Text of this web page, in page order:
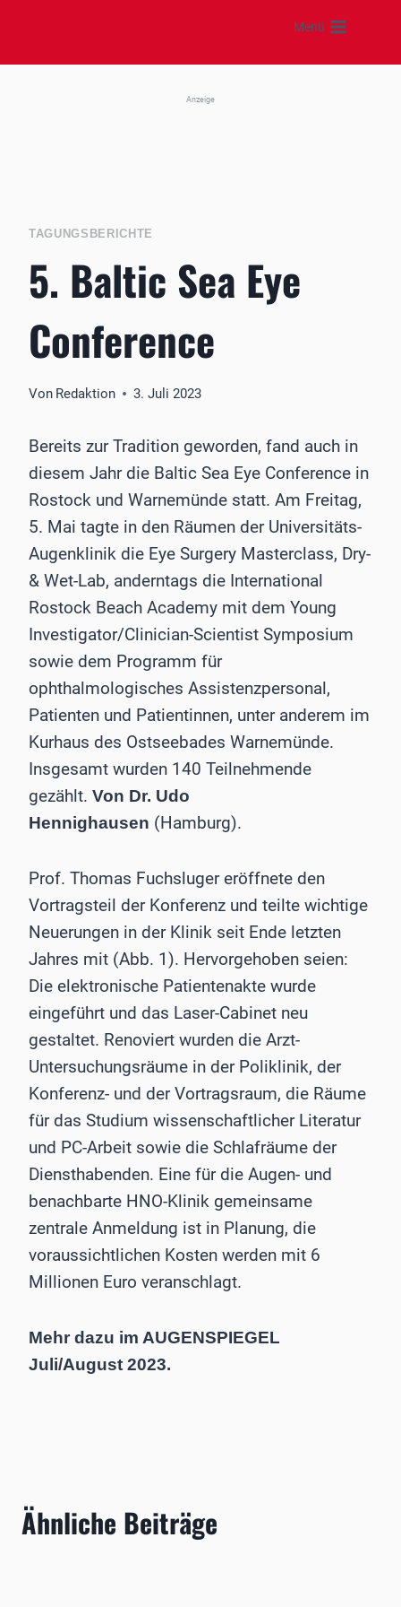
springen
Menü
Anzeige
TAGUNGSBERICHTE
5. Baltic Sea Eye
Conference
Von Redaktion 3. Juli 2023
Bereits zur Tradition geworden, fand auch in
diesem Jahr die Baltic Sea Eye Conference in
Rostock und Warnemünde statt. Am Freitag,
5. Mai tagte in den Räumen der Universitäts-
Augenklinik die Eye Surgery Masterclass, Dry-
& Wet-Lab, anderntags die International
Rostock Beach Academy mit dem Young
Investigator/Clinician-Scientist Symposium
sowie dem Programm für
ophthalmologisches Assistenzpersonal,
Patienten und Patientinnen, unter anderem im
Kurhaus des Ostseebades Warnemünde.
Insgesamt wurden 140 Teilnehmende
gezählt. Von Dr. Udo
Hennighausen (Hamburg).
Prof. Thomas Fuchsluger eröffnete den
Vortragsteil der Konferenz und teilte wichtige
Neuerungen in der Klinik seit Ende letzten
Jahres mit (Abb. 1). Hervorgehoben seien:
Die elektronische Patientenakte wurde
eingeführt und das Laser-Cabinet neu
gestaltet. Renoviert wurden die Arzt-
Untersuchungsräume in der Poliklinik, der
Konferenz- und der Vortragsraum, die Räume
für das Studium wissenschaftlicher Literatur
und PC-Arbeit sowie die Schlafräume der
Diensthabenden. Eine für die Augen- und
benachbarte HNO-Klinik gemeinsame
zentrale Anmeldung ist in Planung, die
voraussichtlichen Kosten werden mit 6
Millionen Euro veranschlagt.
Mehr dazu im AUGENSPIEGEL
Juli/August 2023.
Ähnliche Beiträge